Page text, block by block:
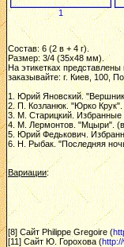
1
Состав: 6 (2 в + 4 г).
Размер: 3/4 (35х48 мм).
На этикетках
заказывайте: г. Киев, 100,
1. Юрий Яновский.
2. П. Козланюк. "Юрко Крук".
3. М. Старицкий. Избранные
4. М. Лермонтов. "Мцыри".
5. Юрий Федькович.
6. Н. Рыбак. "Последняя
Вариации:
[8] Сайт Philippe Gregoire (
[11] Сайт Ю. Горохова (